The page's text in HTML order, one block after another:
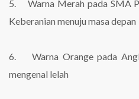
5. Warna Merah pada SMA
Keberanian menuju masa depan
6. Warna Orange pada
mengenal lelah